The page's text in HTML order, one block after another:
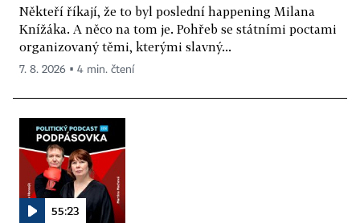
Někteří říkají, že to byl poslední happening Milana
Knížáka. A něco na tom je. Pohřeb se státními poctami
organizovaný těmi, kterými slavný...
7. 8. 2026 ▪ 4 min. čtení
55:23